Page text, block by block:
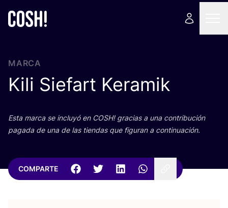
MARCA
Kili Siefart Keramik
Esta mar­ca se inclu­yó en COSH! gra­cias a una con­tri­bu­ción
paga­da de una de las tien­das que figu­ran a continuación.
COMPARTE